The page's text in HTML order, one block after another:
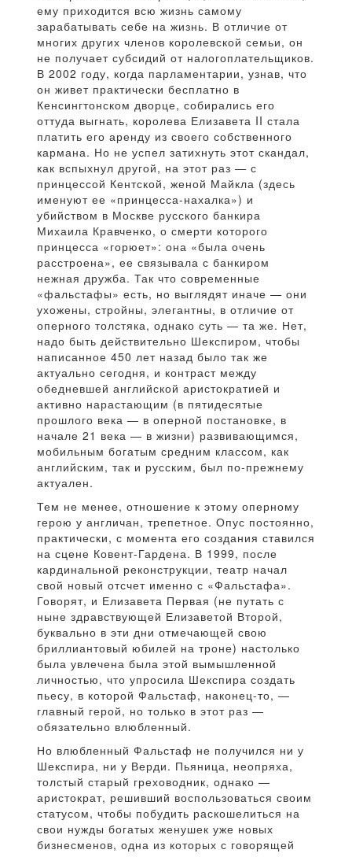
ему приходится всю жизнь самому
зарабатывать себе на жизнь. В отличие от
многих других членов королевской семьи, он
не получает субсидий от налогоплательщиков.
В 2002 году, когда парламентарии, узнав, что
он живет практически бесплатно в
Кенсингтонском дворце, собирались его
оттуда выгнать, королева Елизавета II стала
платить его аренду из своего собственного
кармана. Но не успел затихнуть этот скандал,
как вспыхнул другой, на этот раз — с
принцессой Кентской, женой Майкла (здесь
именуют ее «принцесса-нахалка») и
убийством в Москве русского банкира
Михаила Кравченко, о смерти которого
принцесса «горюет»: она «была очень
расстроена», ее связывала с банкиром
нежная дружба. Так что современные
«фальстафы» есть, но выглядят иначе — они
ухожены, стройны, элегантны, в отличие от
оперного толстяка, однако суть — та же. Нет,
надо быть действительно Шекспиром, чтобы
написанное 450 лет назад было так же
актуально сегодня, и контраст между
обедневшей английской аристократией и
активно нарастающим (в пятидесятые
прошлого века — в оперной постановке, в
начале 21 века — в жизни) развивающимся,
мобильным богатым средним классом, как
английским, так и русским, был по-прежнему
актуален.
Тем не менее, отношение к этому оперному
герою у англичан, трепетное. Опус постоянно,
практически, с момента его создания ставился
на сцене Ковент-Гардена. В 1999, после
кардинальной реконструкции, театр начал
свой новый отсчет именно с «Фальстафа».
Говорят, и Елизавета Первая (не путать с
ныне здравствующей Елизаветой Второй,
буквально в эти дни отмечающей свою
бриллиантовый юбилей на троне) настолько
была увлечена была этой вымышленной
личностью, что упросила Шекспира создать
пьесу, в которой Фальстаф, наконец-то, —
главный герой, но только в этот раз —
обязательно влюбленный.
Но влюбленный Фальстаф не получился ни у
Шекспира, ни у Верди. Пьяница, неопряха,
толстый старый греховодник, однако —
аристократ, решивший воспользоваться своим
статусом, чтобы побудить раскошелиться на
свои нужды богатых женушек уже новых
бизнесменов, одна из которых с говорящей